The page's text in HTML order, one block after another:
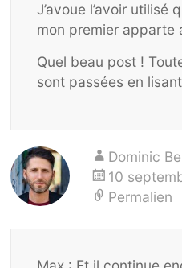
J’avoue l’avoir utilisé
mon premier apparte
Quel beau post !
sont passées en
Dominic
10
Permalien